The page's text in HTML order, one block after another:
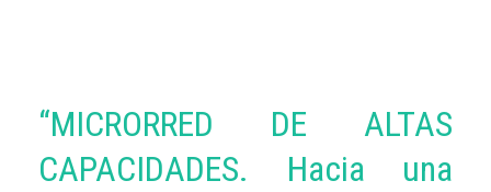
“MICRORRED DE ALTAS
CAPACIDADES. Hacia una